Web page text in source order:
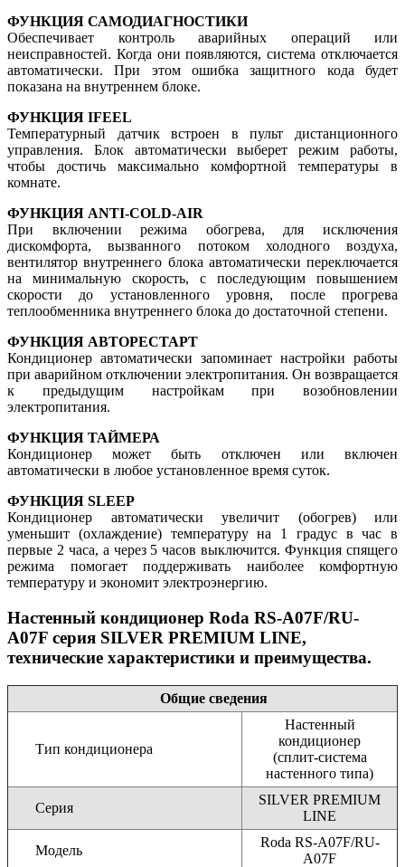
ФУНКЦИЯ САМОДИАГНОСТИКИ
Обеспечивает контроль аварийных операций или
неисправностей. Когда они появляются, система отключается
автоматически. При этом ошибка защитного кода будет
показана на внутреннем блоке.
ФУНКЦИЯ IFEEL
Температурный датчик встроен в пульт дистанционного
управления. Блок автоматически выберет режим работы,
чтобы достичь максимально комфортной температуры в
комнате.
ФУНКЦИЯ ANTI-COLD-AIR
При включении режима обогрева, для исключения
дискомфорта, вызванного потоком холодного воздуха,
вентилятор внутреннего блока автоматически переключается
на минимальную скорость, с последующим повышением
скорости до установленного уровня, после прогрева
теплообменника внутреннего блока до достаточной степени.
ФУНКЦИЯ АВТОРЕСТАРТ
Кондиционер автоматически запоминает настройки работы
при аварийном отключении электропитания. Он возвращается
к предыдущим настройкам при возобновлении
электропитания.
ФУНКЦИЯ ТАЙМЕРА
Кондиционер может быть отключен или включен
автоматически в любое установленное время суток.
ФУНКЦИЯ SLEEP
Кондиционер автоматически увеличит (обогрев) или
уменьшит (охлаждение) температуру на 1 градус в час в
первые 2 часа, а через 5 часов выключится. Функция спящего
режима помогает поддерживать наиболее комфортную
температуру и экономит электроэнергию.
Настенный кондиционер Roda RS-A07F/RU-
A07F серия SILVER PREMIUM LINE,
технические характеристики и преимущества.
Общие сведения
Тип кондиционера
Настенный
кондиционер
(сплит-система
настенного типа)
Серия
SILVER PREMIUM
LINE
Модель
Roda RS-A07F/RU-
A07F